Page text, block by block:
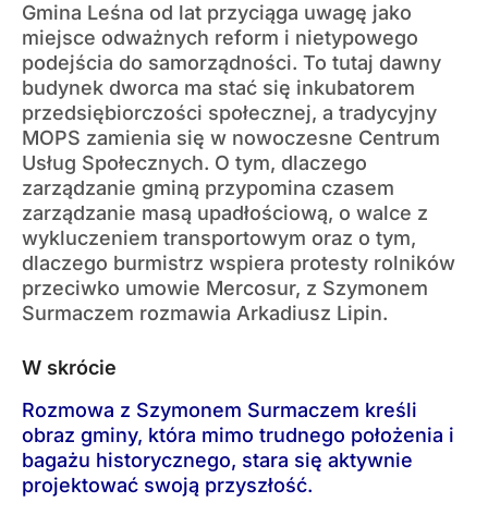
Gmina Leśna od lat przyciąga uwagę jako
miejsce odważnych reform i nietypowego
podejścia do samorządności. To tutaj dawny
budynek dworca ma stać się inkubatorem
przedsiębiorczości społecznej, a tradycyjny
MOPS zamienia się w nowoczesne Centrum
Usług Społecznych. O tym, dlaczego
zarządzanie gminą przypomina czasem
zarządzanie masą upadłościową, o walce z
wykluczeniem transportowym oraz o tym,
dlaczego burmistrz wspiera protesty rolników
przeciwko umowie Mercosur, z Szymonem
Surmaczem rozmawia Arkadiusz Lipin.
W skrócie
Rozmowa z Szymonem Surmaczem kreśli
obraz gminy, która mimo trudnego położenia i
bagażu historycznego, stara się aktywnie
projektować swoją przyszłość.